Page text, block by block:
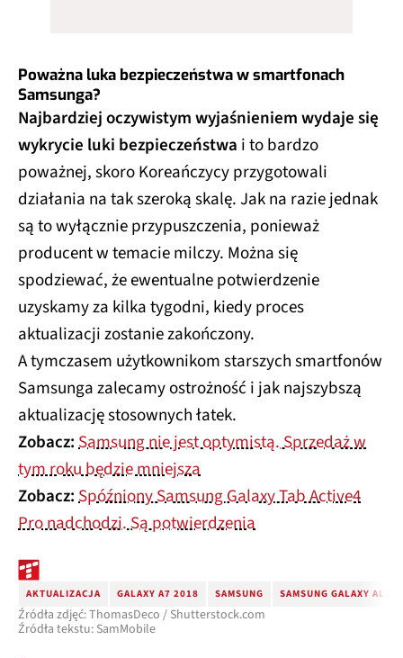
Poważna luka bezpieczeństwa w smartfonach
Samsunga?
Najbardziej oczywistym wyjaśnieniem wydaje się
wykrycie luki bezpieczeństwa i to bardzo
poważnej, skoro Koreańczycy przygotowali
działania na tak szeroką skalę. Jak na razie jednak
są to wyłącznie przypuszczenia, ponieważ
producent w temacie milczy. Można się
spodziewać, że ewentualne potwierdzenie
uzyskamy za kilka tygodni, kiedy proces
aktualizacji zostanie zakończony.
A tymczasem użytkownikom starszych smartfonów
Samsunga zalecamy ostrożność i jak najszybszą
aktualizację stosownych łatek.
Zobacz:Samsung nie jest optymistą. Sprzedaż w
tym roku będzie mniejsza
Zobacz:Spóźniony Samsung Galaxy Tab Active4
Pro nadchodzi. Są potwierdzenia
AKTUALIZACJA GALAXY A7 2018 SAMSUNG SAMSUNG GALAXY
Źródła zdjęć: ThomasDeco / Shutterstock.com
Źródła tekstu: SamMobile